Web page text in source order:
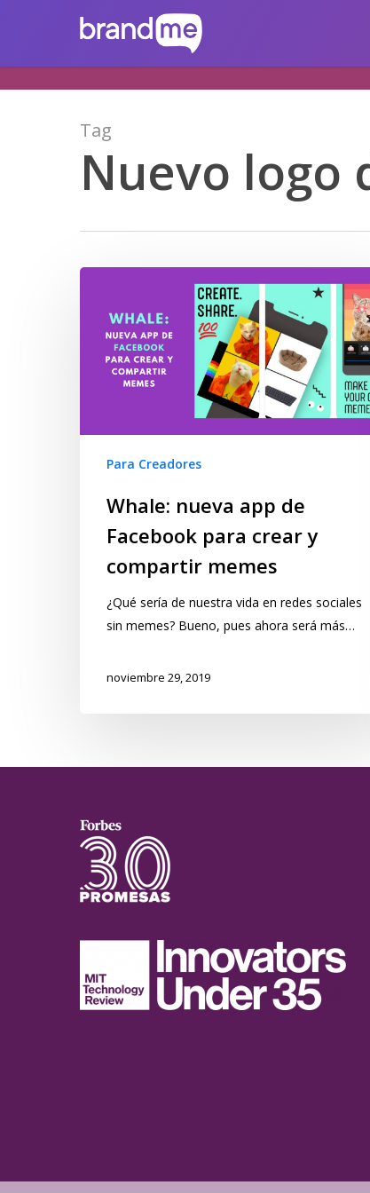
Tag
Nuevo logo
Para Creadores
Whale: nueva app de
Facebook para crear y
compartir memes
¿Qué sería de nuestra vida en redes sociales
sin memes? Bueno, pues ahora será más…
noviembre 29, 2019